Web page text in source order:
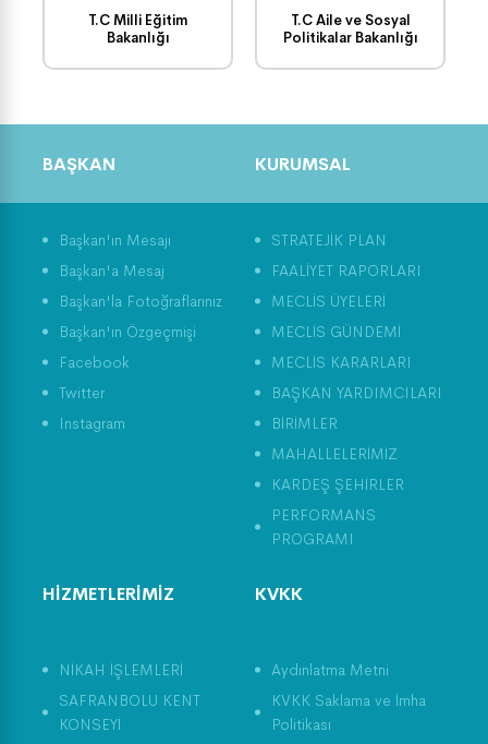
T.C Milli Eğitim
Bakanlığı
T.C Aile ve Sosyal
Politikalar Bakanlığı
BAŞKAN
Başkan'ın Mesajı
Başkan'a Mesaj
Başkan'la Fotoğraflarınız
Başkan'ın Özgeçmişi
Facebook
Twitter
Instagram
KURUMSAL
STRATEJİK PLAN
FAALİYET RAPORLARI
MECLİS ÜYELERİ
MECLİS GÜNDEMİ
MECLİS KARARLARI
BAŞKAN YARDIMCILARI
BİRİMLER
MAHALLELERİMİZ
KARDEŞ ŞEHİRLER
PERFORMANS
PROGRAMI
HİZMETLERİMİZ
NİKAH İŞLEMLERİ
SAFRANBOLU KENT
KONSEYİ
KVKK
Aydınlatma Metni
KVKK Saklama ve İmha
Politikası